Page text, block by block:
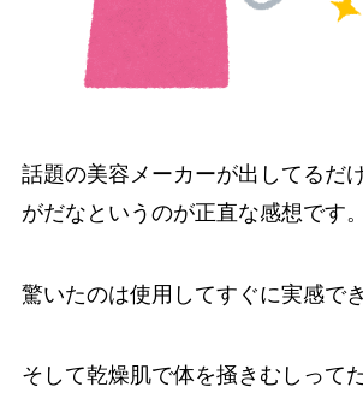
話題の美容メーカーが出してるだ
がだなというのが正直な感想です。
驚いたのは使用してすぐに実感で
そして乾燥肌で体を掻きむしって